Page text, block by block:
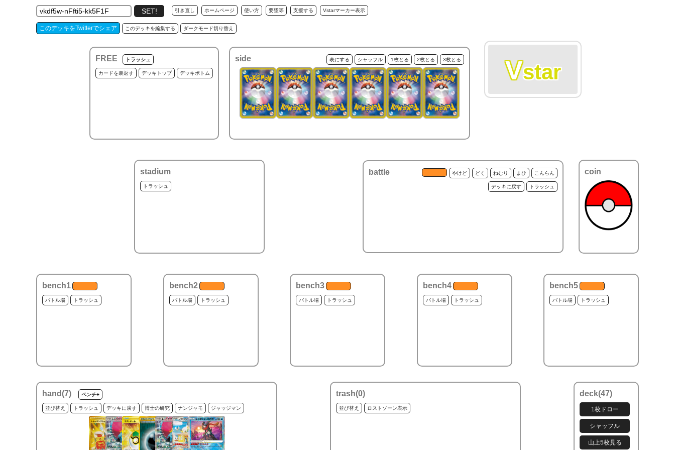
引き直し ホームページ 使い方 要望等 支援する Vstarマーカー表示
このデッキをTwitterでシェア このデッキを編集する ダークモード切り替え
FREE トラッシュ
カードを裏返す デッキトップ デッキボトム
side 表にする シャッフル 1枚とる 2枚とる 3枚とる Vstar
stadium
トラッシュ
battle やけど どく ねむり まひ こんらん
デッキに戻す トラッシュ
coin
bench1
バトル場 トラッシュ
bench2
バトル場 トラッシュ
bench3
バトル場 トラッシュ
bench4
バトル場 トラッシュ
bench5
バトル場 トラッシュ
hand(7) ベンチ+
並び替え トラッシュ デッキに戻す 博士の研究 ナンジャモ ジャッジマン
trash(0)
並び替え ロストゾーン表示
deck(47)